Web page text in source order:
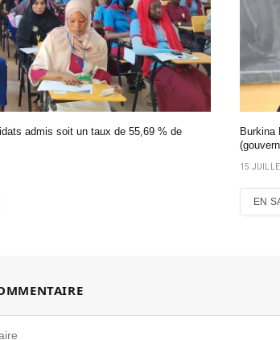
admis soit un taux de 55,69 % de
Burkina
15
EN